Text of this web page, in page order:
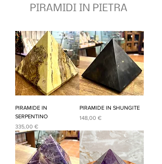
PIRAMIDI IN PIETRA
PIRAMIDE IN
SERPENTINO
Prezzo
335,00 €
PIRAMIDE IN SHUNGITE
Prezzo
148,00 €